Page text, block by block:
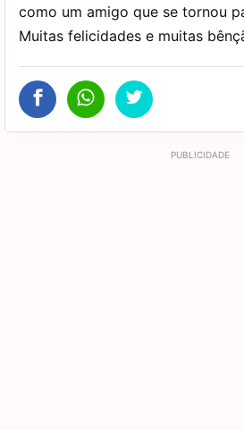
como um amigo que se tornou
Muitas felicidades e muitas